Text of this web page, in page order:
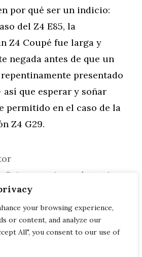
your browsing experience,
or content, and analyze our
All", you consent to our use of
por qué ser un indicio:
del Z4 E85, la
Z4 Coupé fue larga y
negada antes de que un
presentado
que esperar y soñar
permitido en el caso de la
Z4 G29.
Primeras piezas de tuning
Rojo San Francisco, Azul